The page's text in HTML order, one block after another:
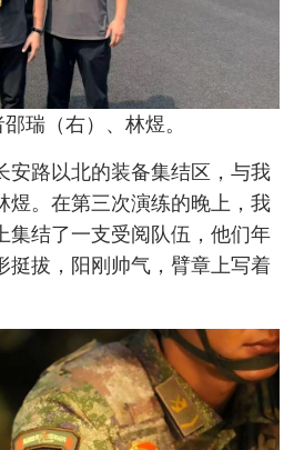
瑞（右）、林煜。
安路以北的装备集结区，与我
煜。在第三次演练的晚上，我
集结了一支受阅队伍，他们年
挺拔，阳刚帅气，臂章上写着